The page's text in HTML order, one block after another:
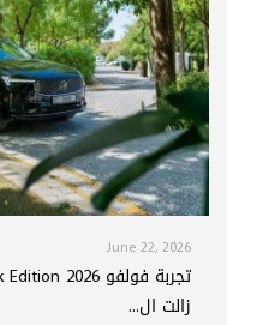
June 22, 2026
زالت ال...